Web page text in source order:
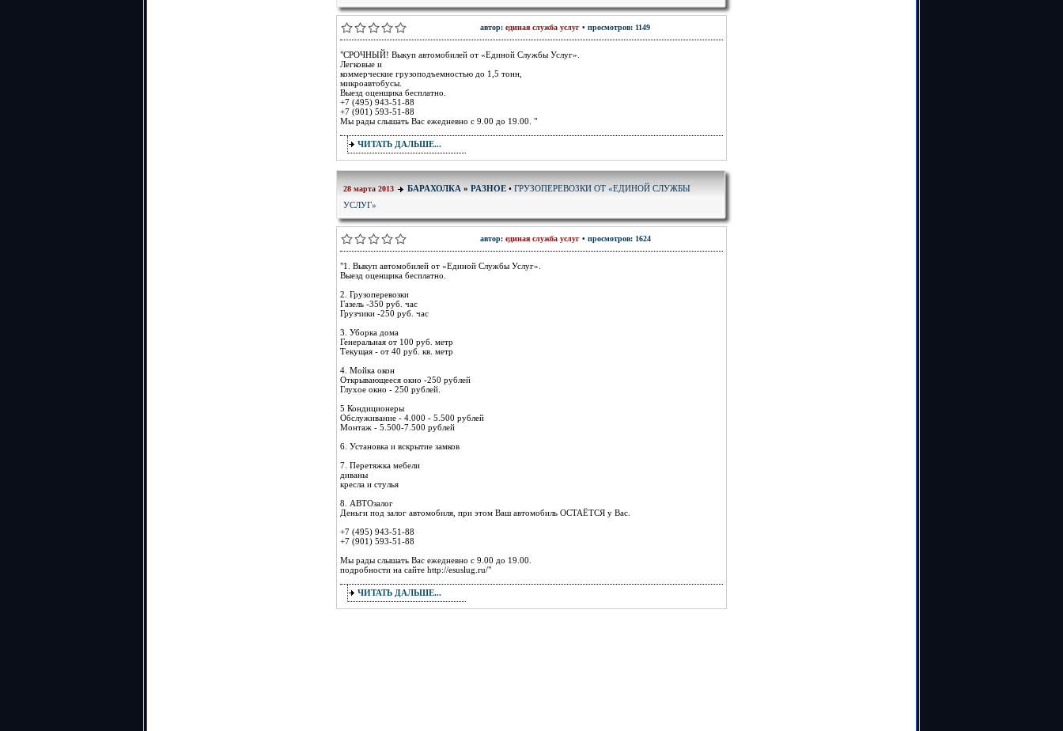
автор: единая служба услуг • просмотров: 1149
"СРОЧНЫЙ! Выкуп автомобилей от «Единой Службы Услуг».
Легковые и
коммерческие грузоподъемностью до 1,5 тонн,
микроавтобусы.
Выезд оценщика бесплатно.
+7 (495) 943-51-88
+7 (901) 593-51-88
Мы рады слышать Вас ежедневно с 9.00 до 19.00. "
ЧИТАТЬ ДАЛЬШЕ...
28 марта 2013 БАРАХОЛКА » РАЗНОЕ • ГРУЗОПЕРЕВОЗКИ ОТ «ЕДИНОЙ СЛУЖБЫ
УСЛУГ»
автор: единая служба услуг• просмотров: 1624
"1. Выкуп автомобилей от «Единой Службы Услуг».
Выезд оценщика бесплатно.
2. Грузоперевозки
Газель -350 руб. час
Грузчики -250 руб. час
3. Уборка дома
Генеральная от 100 руб. метр
Текущая - от 40 руб. кв. метр
4. Мойка окон
Открывающееся окно -250 рублей
Глухое окно - 250 рублей.
5 Кондиционеры
Обслуживание - 4.000 - 5.500 рублей
Монтаж - 5.500-7.500 рублей
6. Установка и вскрытие замков
7. Перетяжка мебели
диваны
кресла и стулья
8. АВТОзалог
Деньги под залог автомобиля, при этом Ваш автомобиль ОСТАЁТСЯ у Вас.
+7 (495) 943-51-88
+7 (901) 593-51-88
Мы рады слышать Вас ежедневно с 9.00 до 19.00.
подробности на сайте http://esuslug.ru/"
ЧИТАТЬ ДАЛЬШЕ...